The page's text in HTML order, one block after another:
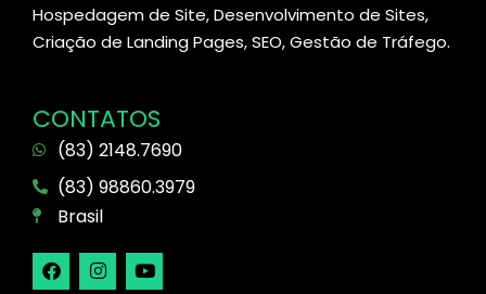
Hospedagem de Site, Desenvolvimento de Sites,
Criação de Landing Pages, SEO, Gestão de Tráfego.
CONTATOS
(83) 2148.7690
(83) 98860.3979
Brasil